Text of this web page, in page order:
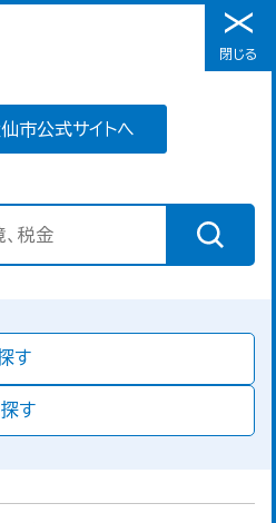
メニュー
市公式サイトへ
す
す
閉じる